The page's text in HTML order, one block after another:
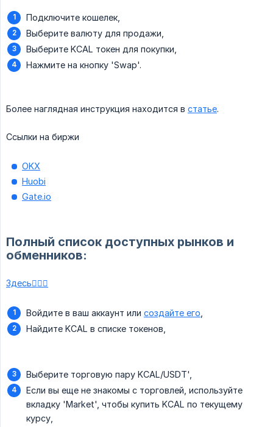
Подключите кошелек,
Выберите валюту для продажи,
Выберите KCAL токен для покупки,
Нажмите на кнопку 'Swap'.
Более наглядная инструкция находится в статье.
Ссылки на биржи
OKX
Huobi
Gate.io
Полный список доступных рынков и
обменников:
Здесь🏃🏻‍♀️
Войдите в ваш аккаунт или создайте его
Найдите KCAL в списке токенов,
Выберите торговую пару KCAL/USDT',
Если вы еще не знакомы с торговлей, используйте
вкладку 'Market', чтобы купить KCAL по текущему
курсу,